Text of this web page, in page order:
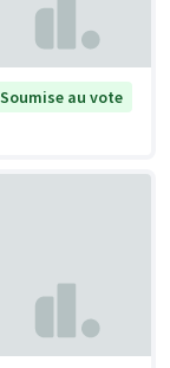
Soumise au vote